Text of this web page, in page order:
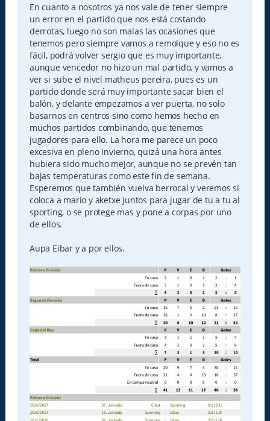
En cuanto a nosotros ya nos vale de tener siempre
un error en el partido que nos está costando
derrotas, luego no son malas las ocasiones que
tenemos pero siempre vamos a remolque y eso no es
fácil, podrá volver sergio que es muy importante,
aunque vencedor no hizo un mal partido, y vamos a
ver si sube el nivel matheus pereira, pues es un
partido donde será muy importante sacar bien el
balón, y delante empezamos a ver puerta, no solo
basarnos en centros sino como hemos hecho en
muchos partidos combinando, que tenemos
jugadores para ello. La hora me parece un poco
excesiva en pleno invierno, quizá una hora antes
hubiera sido mucho mejor, aunque no se prevén tan
bajas temperaturas como este fin de semana.
Esperemos que también vuelva berrocal y veremos si
coloca a mario y aketxe juntos para jugar de tu a tu al
sporting, o se protege mas y pone a corpas por uno
de ellos.
Aupa Eibar y a por ellos.